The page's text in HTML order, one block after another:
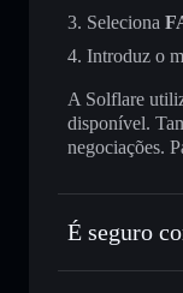
Seleciona
Introduz o
A Solflare
disponível.
negociações.
É seguro
Fart Dog não